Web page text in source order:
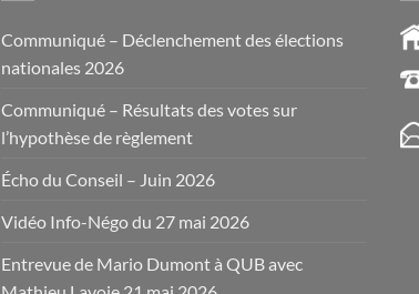
Communiqué – Déclenchement des élections
nationales 2026
Communiqué – Résultats des votes sur
l’hypothèse de règlement
Écho du Conseil – Juin 2026
Vidéo Info-Négo du 27 mai 2026
Entrevue de Mario Dumont à QUB avec